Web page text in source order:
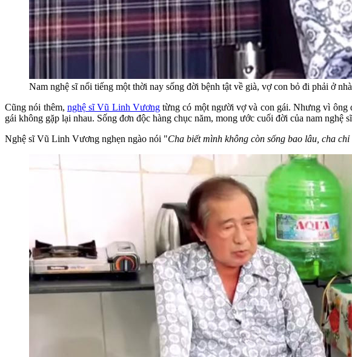
Nam nghệ sĩ nổi tiếng một thời nay sống đời bệnh tật về già, vợ con bỏ đi phải ở
Cũng nói thêm, nghệ sĩ Vũ Linh Vươngtừng có một người vợ và con gái. Nhưng vì ông
gái không gặp lại nhau. Sống đơn độc hàng chục năm, mong ước cuối đời của nam nghệ
Nghệ sĩ Vũ Linh Vương nghẹn ngào nói "Cha biết mình không còn sống bao lâu, cha